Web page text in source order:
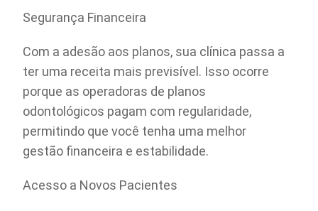
Segurança Financeira
Com a adesão aos planos, sua clínica passa a
ter uma receita mais previsível. Isso ocorre
porque as operadoras de planos
odontológicos pagam com regularidade,
permitindo que você tenha uma melhor
gestão financeira e estabilidade.
Acesso a Novos Pacientes